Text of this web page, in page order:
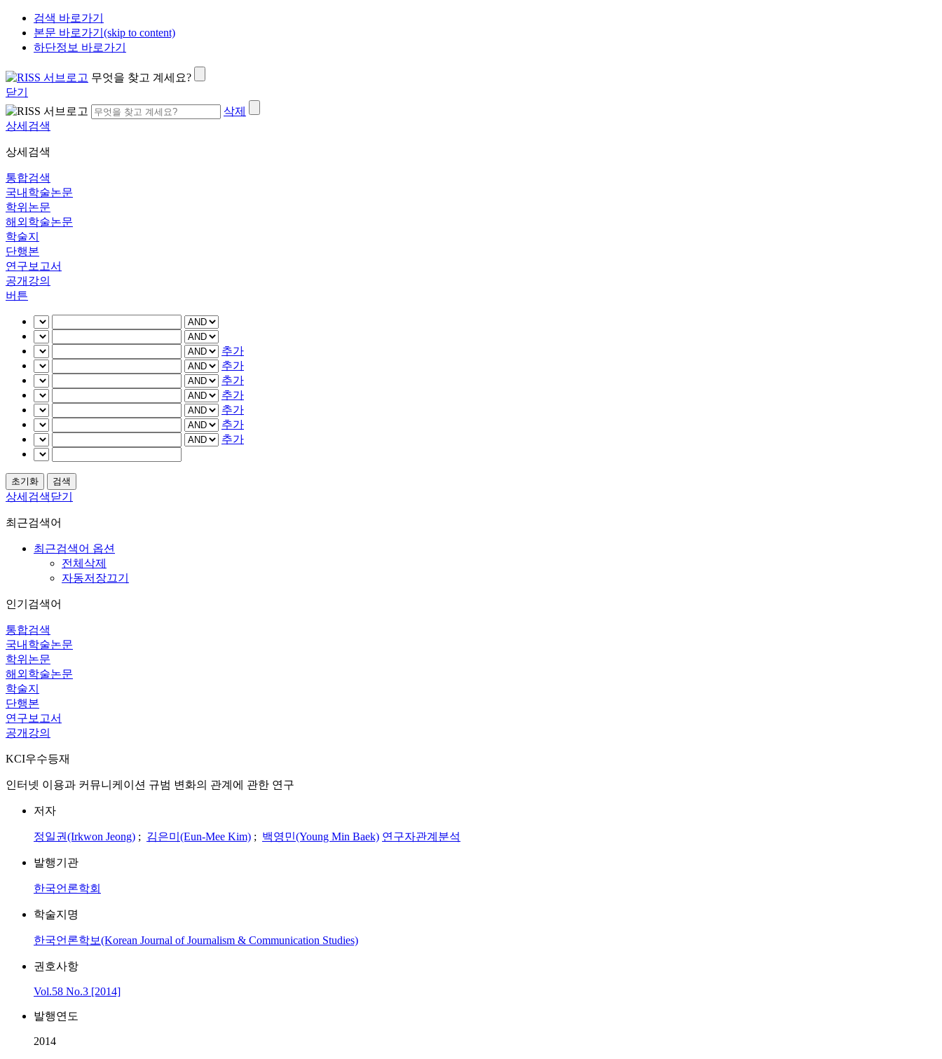
검색 바로가기
본문 바로가기(skip to content)
하단정보 바로가기
무엇을 찾고 계세요?
닫기
삭제
상세검색
상세검색
통합검색
국내학술논문
학위논문
해외학술논문
학술지
단행본
연구보고서
공개강의
버튼
추가
추가
추가
추가
추가
추가
추가
상세검색닫기
최근검색어
최근검색어 옵션
전체삭제
자동저장끄기
인기검색어
통합검색
국내학술논문
학위논문
해외학술논문
학술지
단행본
연구보고서
공개강의
KCI우수등재
인터넷 이용과 커뮤니케이션 규범 변화의 관계에 관한 연구
저자
정일권(Irkwon Jeong) ; 김은미(Eun-Mee Kim) ; 백영민(Young Min Baek) 연구자관계분석
발행기관
한국언론학회
학술지명
한국언론학보(Korean Journal of Journalism & Communication Studies)
권호사항
Vol.58 No.3 [2014]
발행연도
2014